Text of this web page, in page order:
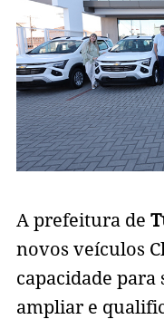
A prefeitura de
novos veículos
capacidade para
ampliar e